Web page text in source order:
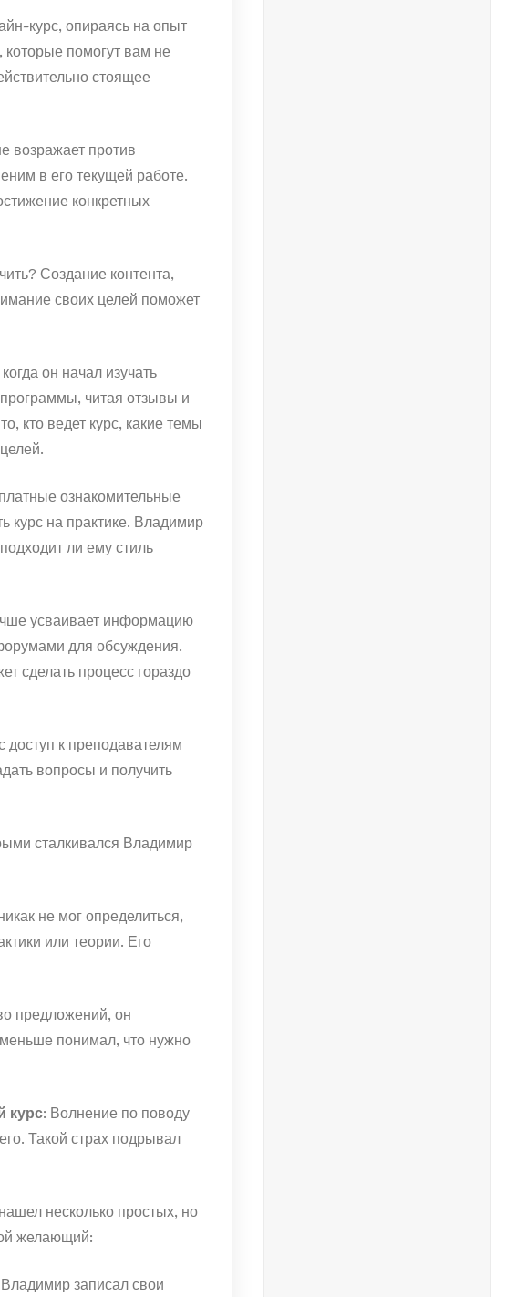
курс, опираясь на опыт
помогут вам не
стоящее
возражает против
в его текущей работе.
конкретных
Создание контента,
своих целей поможет
он начал изучать
читая отзывы и
кто ведет курс, какие темы
ознакомительные
курс на практике. Владимир
ли ему стиль
усваивает информацию
для обсуждения.
сделать процесс гораздо
доступ к преподавателям
вопросы и получить
сталкивался Владимир
не мог определиться,
или теории. Его
предложений, он
понимал, что нужно
курс: Волнение по поводу
Такой страх подрывал
несколько простых, но
желающий:
записал свои